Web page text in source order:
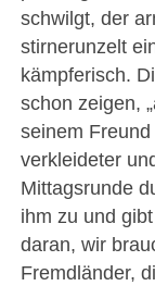
schwilgt, der
stirnerunzelt
kämpferisch.
schon zeigen,
seinem
verkleideter
Mittagsrunde
ihm zu und
daran, wir
Fremdländer,